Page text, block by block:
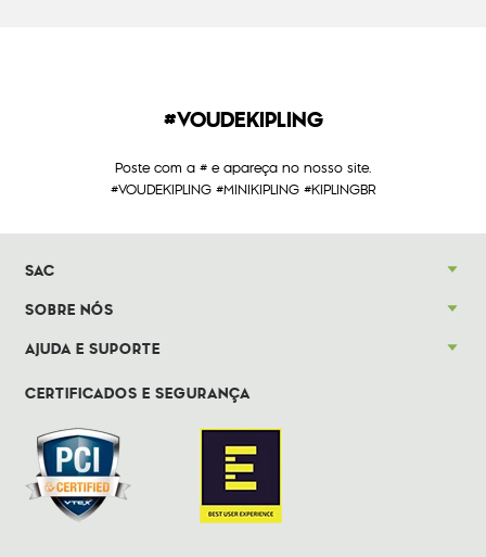
#VOUDEKIPLING
Poste com a # e apareça no nosso site.
#VOUDEKIPLING #MINIKIPLING #KIPLINGBR
SAC
SOBRE NÓS
AJUDA E SUPORTE
CERTIFICADOS E SEGURANÇA